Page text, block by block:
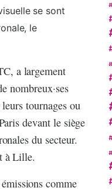
se sont
le
a largement
nombreux·ses
tournages ou
devant le siège
du secteur.
à Lille.
comme